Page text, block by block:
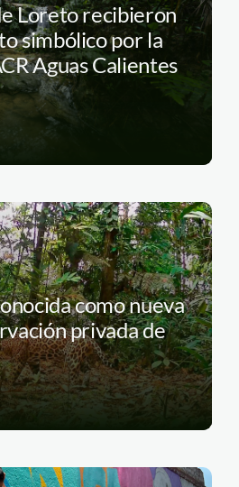
Loreto recibieron
simbólico por la
Aguas Calientes
como nueva
privada de